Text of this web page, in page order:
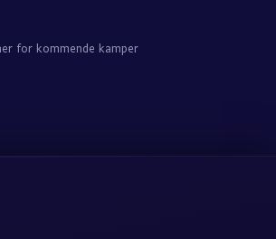
for kommende kamper